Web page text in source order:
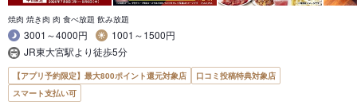
焼肉 焼き肉 肉 食べ放題 飲み放題
3001～4000円
1001～1500円
JR東大宮駅より徒歩5分
【アプリ予約限定】最大800ポイント還元対象店
口コミ投稿特典対象店
スマート支払い可